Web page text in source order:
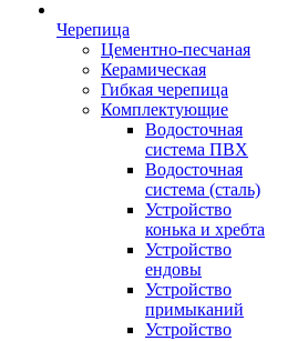
Черепица
Цементно-песчаная
Керамическая
Гибкая черепица
Комплектующие
Водосточная
система ПВХ
Водосточная
система (сталь)
Устройство
конька и хребта
Устройство
ендовы
Устройство
примыканий
Устройство